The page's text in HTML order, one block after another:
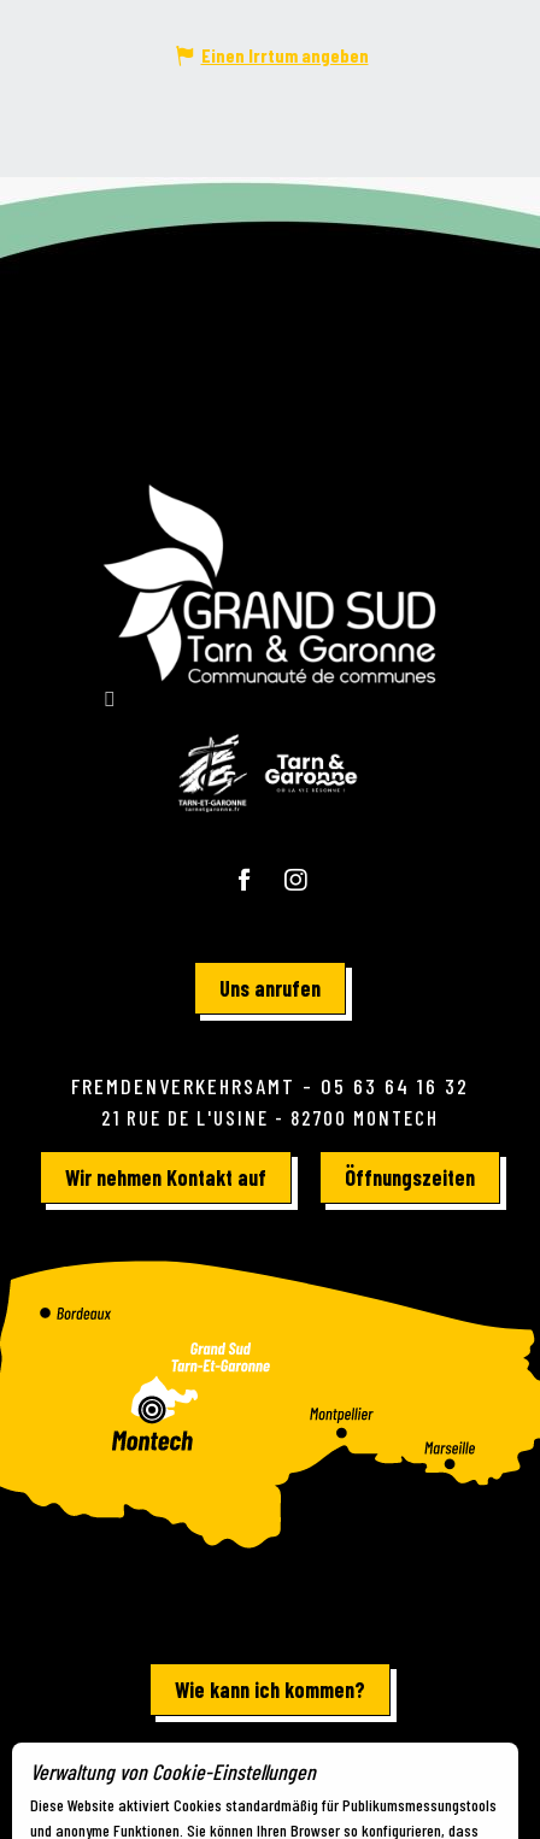
Einen Irrtum angeben
Uns anrufen
FREMDENVERKEHRSAMT - 05 63 64 16 32
21 RUE DE L'USINE - 82700 MONTECH
Wir nehmen Kontakt auf Öffnungszeiten
Wie kann ich kommen?
Rechtliche Hinweise - Sitemap
Verwaltung von Cookie-Einstellungen
Diese Website aktiviert Cookies standardmäßig für Publikumsmessungstools
und anonyme Funktionen. Sie können Ihren Browser so konfigurieren, dass